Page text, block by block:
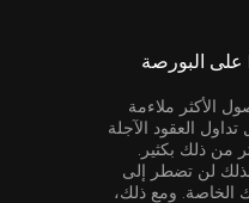
الأكثر ملاءمة
العقود الآجلة
من ذلك بكثير.
لن تضطر إلى
الخاصة. ومع ذلك،